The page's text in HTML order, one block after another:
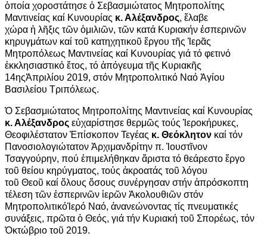
ὁποία χοροστάτησε ὁ Σεβασμιώτατος Μητροπολίτης
Μαντινείας καί Κυνουρίας κ. Αλέξανδρος, ἔλαβε
χώρα ἡ λῆξις τῶν ὁμιλιῶν, τῶν κατά Κυριακήν ἑσπερινῶν
κηρυγμάτων καί τοῦ κατηχητικοῦ ἔργου τῆς Ἱ ερᾶς
Μητροπόλεως Μαντινείας καί Κυνουρίας γιά τό φετινό
ἐκκλησιαστικό ἔτος, τό ἀπόγευμα τῆς Κυριακῆς
14ηςἈπριλίου 2019, στόν Μητροπολιτικό Ναό Ἁγίου
Βασιλείου Τριπόλεως.
Ὁ Σεβασμιώτατος Μητροπολίτης Μαντινείας καί Κυνουρίας
κ. Αλέξανδρος εὐχαρίστησε θερμῶς τούς Ἱ εροκήρυκες,
Θεοφιλέστατον Ἐπίσκοπον Τεγέας κ. Θεόκλητον καί τόν
Πανοσιολογιώτατον Ἀρχιμανδρίτην π. Ἰουστῖνον
Τσαγγούρην, πού ἐπιμελήθηκαν ἄριστα τό θεάρεστο ἔργο
τοῦ θείου κηρύγματος, τούς ἀκροατάς τοῦ λόγου
τοῦ Θεοῦ καί ὅλους ὅσους συνέργησαν στήν ἀπρόσκοπτη
τέλεση τῶν ἑσπερινῶν ἱερῶν Ἀκολουθιῶν στόν
ΜητροπολιτικόἹ ερό Ναό, ἀνανεώνοντας τίς πνευματικές
συνάξεις, πρῶτα ὁ Θεός, γιά τήν Κυριακή τοῦ Σπορέως, τόν
Ὀκτώβριο τοῦ 2019.